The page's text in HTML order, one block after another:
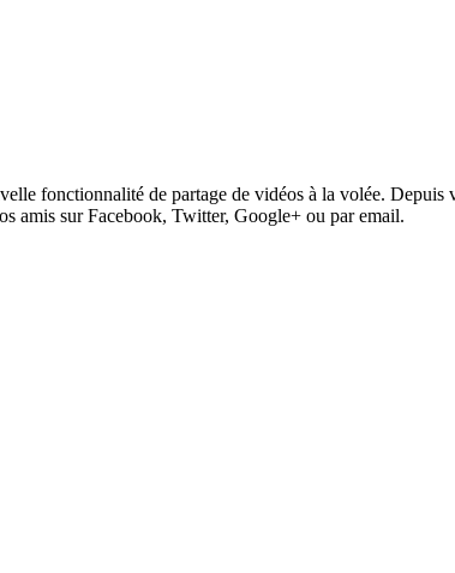
fonctionnalité de partage de vidéos à la volée. Depuis
amis sur Facebook, Twitter, Google+ ou par email.